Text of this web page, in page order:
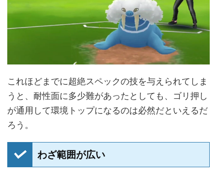
これほどまでに超絶スペックの技を与えられてしま
うと、耐性面に多少難があったとしても、ゴリ押し
が通用して環境トップになるのは必然だといえるだ
ろう。
わざ範囲が広い